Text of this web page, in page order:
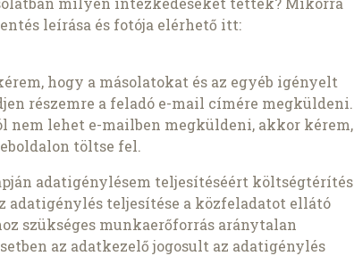
leírása és fotója elérhető itt:
hogy a másolatokat és az egyéb igényelt
részemre a feladó e-mail címére megküldeni.
nem lehet e-mailben megküldeni, akkor kérem,
töltse fel.
adatigénylésem teljesítéséért költségtérítés
adatigénylés teljesítése a közfeladatot ellátó
szükséges munkaerőforrás aránytalan
az adatkezelő jogosult az adatigénylés